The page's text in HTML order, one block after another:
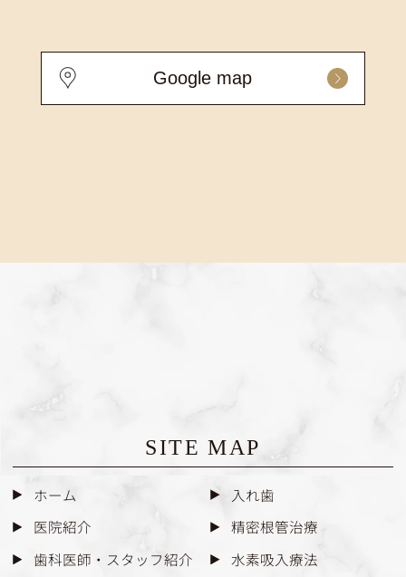
Google map
SITE MAP
ホーム
医院紹介
歯科医師・スタッフ紹介
入れ歯
精密根管治療
水素吸入療法